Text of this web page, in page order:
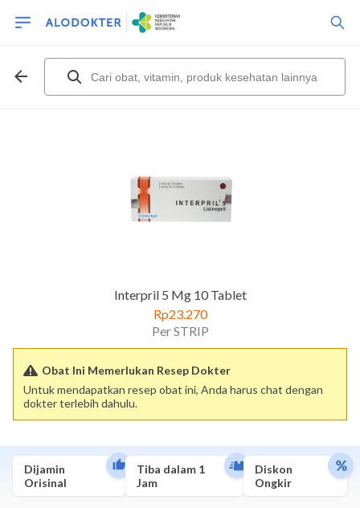
Interpril 5 Mg 10 Tablet
Rp23.270
Per STRIP
Obat Ini Memerlukan Resep Dokter
Untuk mendapatkan resep obat ini, Anda harus chat dengan
dokter terlebih dahulu.
Dijamin
Orisinal
Tiba dalam 1
Jam
Diskon
Ongkir